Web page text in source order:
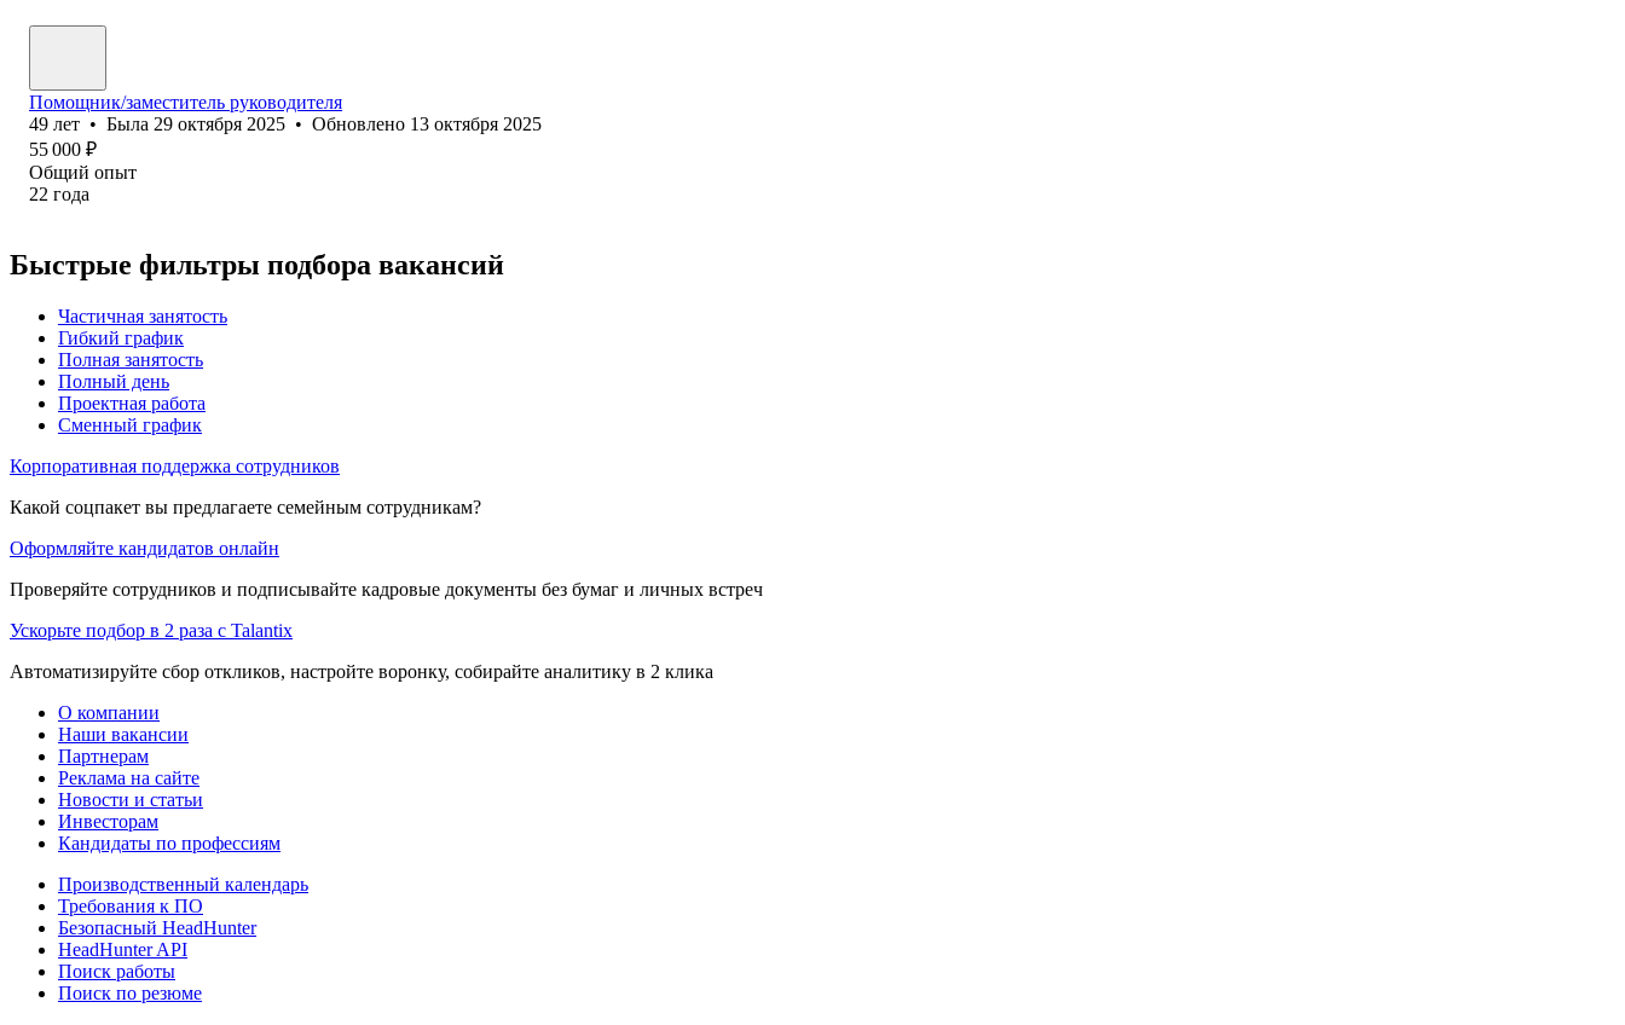
Помощник/заместитель руководителя
49 лет • Была 29 октября 2025 • Обновлено 13 октября 2025
55 000 ₽
Общий опыт
22 года
Быстрые фильтры подбора вакансий
Частичная занятость
Гибкий график
Полная занятость
Полный день
Проектная работа
Сменный график
Корпоративная поддержка сотрудников
Какой соцпакет вы предлагаете семейным сотрудникам?
Оформляйте кандидатов онлайн
Проверяйте сотрудников и подписывайте кадровые документы без бумаг и личных встреч
Ускорьте подбор в 2 раза с Talantix
Автоматизируйте сбор откликов, настройте воронку, собирайте аналитику в 2 клика
О компании
Наши вакансии
Партнерам
Реклама на сайте
Новости и статьи
Инвесторам
Кандидаты по профессиям
Производственный календарь
Требования к ПО
Безопасный HeadHunter
HeadHunter API
Поиск работы
Поиск по резюме